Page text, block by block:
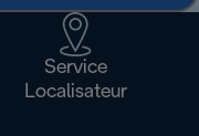
Service
Localisateur